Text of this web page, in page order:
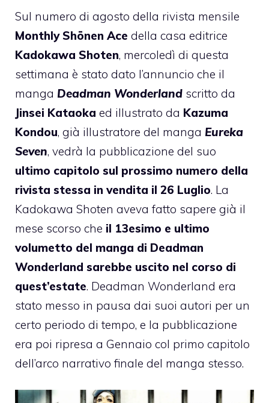
Sul numero di agosto della rivista mensile
Monthly Shōnen Ace della casa editrice
Kadokawa Shoten, mercoledì di questa
settimana è stato dato l’annuncio che il
manga Deadman Wonderland scritto da
Jinsei Kataoka ed illustrato da Kazuma
Kondou, già illustratore del manga Eureka
Seven, vedrà la pubblicazione del suo
ultimo capitolo sul prossimo numero della
rivista stessa in vendita il 26 Luglio. La
Kadokawa Shoten aveva fatto sapere già il
mese scorso che il 13esimo e ultimo
volumetto del manga di Deadman
Wonderland sarebbe uscito nel corso di
quest’estate. Deadman Wonderland era
stato messo in pausa dai suoi autori per un
certo periodo di tempo, e la pubblicazione
era poi ripresa a Gennaio col primo capitolo
dell’arco narrativo finale del manga stesso.